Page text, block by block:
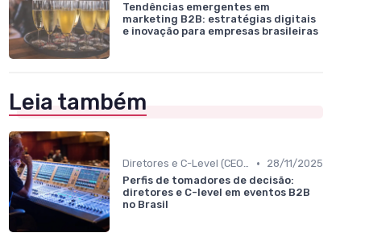
Tendências emergentes em
marketing B2B: estratégias digitais
e inovação para empresas brasileiras
Leia também
Diretores e C-Level (CEO, COO, CFO) •
28/11/2025
Perfis de tomadores de decisão:
diretores e C-level em eventos B2B
no Brasil